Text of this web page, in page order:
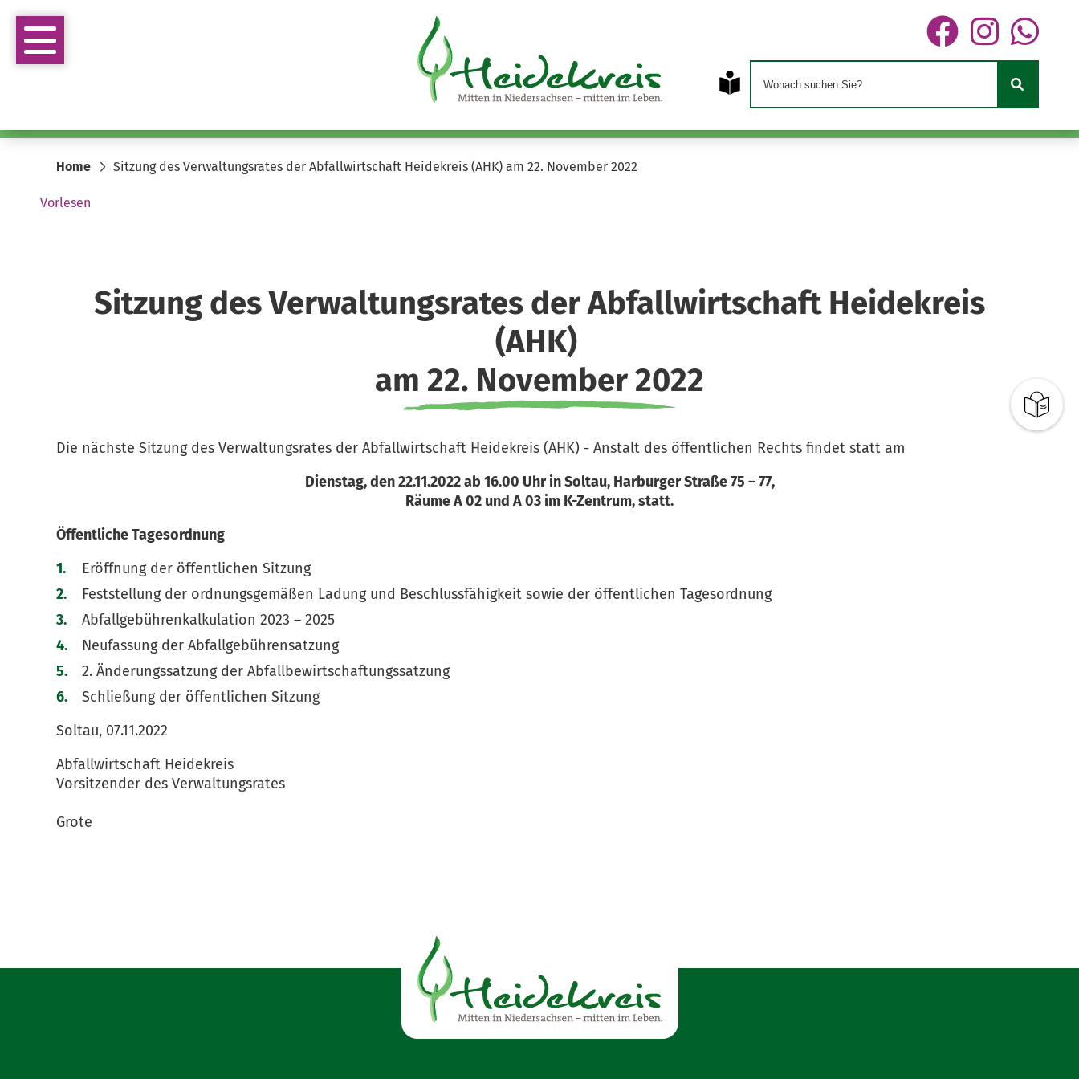
Home Sitzung des Verwaltungsrates der Abfallwirtschaft Heidekreis (AHK) am 22. November 2022
Vorlesen
Sitzung des Verwaltungsrates der Abfallwirtschaft Heidekreis
(AHK)
am 22. November 2022
Die nächste Sitzung des Verwaltungsrates der Abfallwirtschaft Heidekreis (AHK) - Anstalt des öffentlichen Rechts findet statt am
Dienstag, den 22.11.2022 ab 16.00 Uhr in Soltau, Harburger Straße 75 – 77,
Räume A 02 und A 03 im K-Zentrum, statt.
Öffentliche Tagesordnung
Eröffnung der öffentlichen Sitzung
Feststellung der ordnungsgemäßen Ladung und Beschlussfähigkeit sowie der öffentlichen Tagesordnung
Abfallgebührenkalkulation 2023 – 2025
Neufassung der Abfallgebührensatzung
2. Änderungssatzung der Abfallbewirtschaftungssatzung
Schließung der öffentlichen Sitzung
Soltau, 07.11.2022
Abfallwirtschaft Heidekreis
Vorsitzender des Verwaltungsrates
Grote